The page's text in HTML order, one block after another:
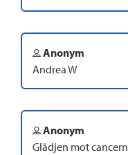
Anonym
Andrea W
Anonym
Glädjen mot cancern